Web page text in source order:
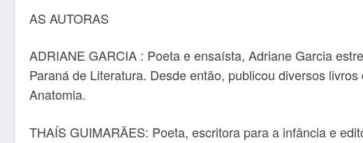
AS AUTORAS
ADRIANE GARCIA : Poeta e ensaísta, Adriane Garcia
Paraná de Literatura. Desde então, publicou diversos
Anatomia.
THAÍS GUIMARÃES: Poeta, escritora para a infância e